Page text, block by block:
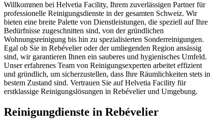
Willkommen bei Helvetia Facility, Ihrem zuverlässigen Partner für
professionelle Reinigungsdienste in der gesamten Schweiz. Wir
bieten eine breite Palette von Dienstleistungen, die speziell auf Ihre
Bedürfnisse zugeschnitten sind, von der gründlichen
Wohnungsreinigung bis hin zu spezialisierten Sonderreinigungen.
Egal ob Sie in Rebévelier oder der umliegenden Region ansässig
sind, wir garantieren Ihnen ein sauberes und hygienisches Umfeld.
Unser erfahrenes Team von Reinigungsexperten arbeitet effizient
und gründlich, um sicherzustellen, dass Ihre Räumlichkeiten stets in
bestem Zustand sind. Vertrauen Sie auf Helvetia Facility für
erstklassige Reinigungslösungen in Rebévelier und Umgebung.
Reinigungdienste in Rebévelier